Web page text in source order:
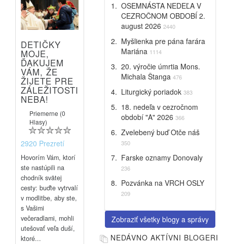
DETIČKY
MOJE,
ĎAKUJEM
VÁM, ŽE
ŽIJETE PRE
ZÁLEŽITOSTI
NEBA!
Priemerne (0
Hlasy)
2920 Prezretí
Hovorím Vám, ktorí
ste nastúpili na
chodník svätej
cesty: buďte vytrvalí
v modlitbe, aby ste,
s Vašimi
večeradlami, mohli
utešovať veľa duší,
ktoré...
OSEMNÁSTA NEDEĽA V
CEZROČNOM OBDOBÍ 2.
august 2026 2440
Myšlienka pre pána farára
Mariána 1114
20. výročie úmrtia Mons.
Michala Štanga 476
Liturgický poriadok 383
18. nedeľa v cezročnom
období "A" 2026 366
Zvelebený buď Otče náš
350
Farske oznamy Donovaly
236
Pozvánka na VRCH OSLY
209
Zobraziť všetky blogy a správy
NEDÁVNO AKTÍVNI BLOGERI